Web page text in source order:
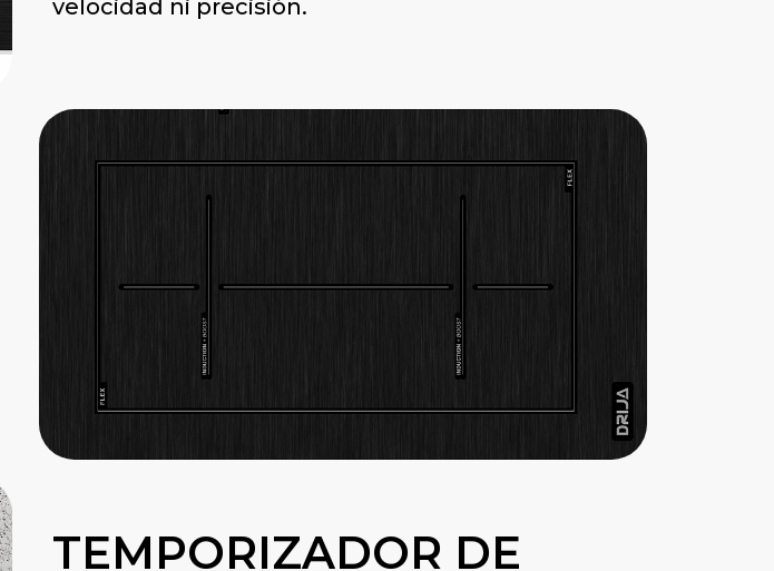
velocidad ni precisión.
TEMPORIZADOR DE